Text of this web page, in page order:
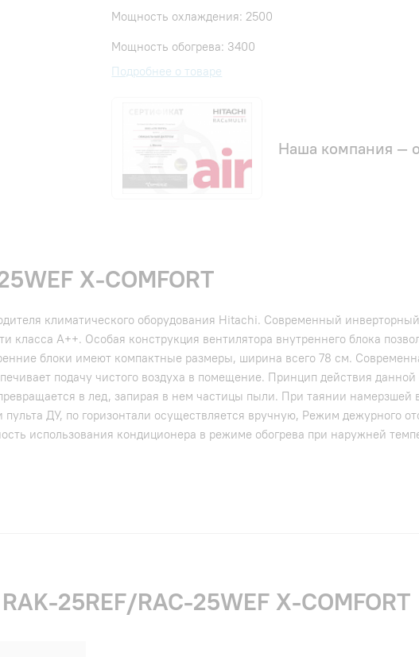
Мощность охлаждения: 2500
Мощность обогрева: 3400
Подробнее о товаре
Наша компания —
X-COMFORT
климатического оборудования Hitachi. Современный
А++. Особая конструкция вентилятора внутреннего блока
блоки имеют компактные размеры, ширина всего 78 см.
подачу чистого воздуха в помещение. Принцип действия
в лед, запирая в нем частицы пыли. При таянии намерзшей
ДУ, по горизонтали осуществляется вручную, Режим дежурного
использования кондиционера в режиме обогрева при наружней
25REF/RAC-25WEF X-COMFORT